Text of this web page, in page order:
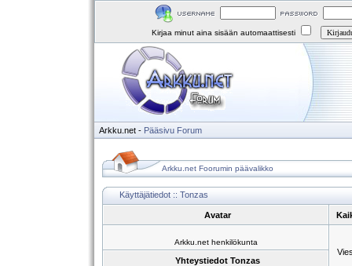
Kirjaa minut aina sisään automaattisesti
Arkku.net - Pääsivu Forum
Arkku.net Foorumin päävalikko
Käyttäjätiedot :: Tonzas
Avatar
Arkku.net henkilökunta
Yhteystiedot Tonzas